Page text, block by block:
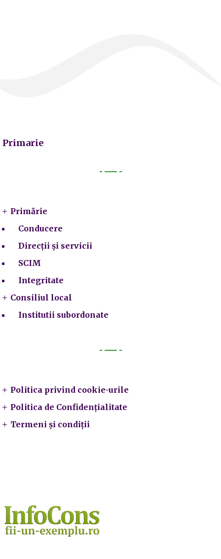
Primarie
Primărie
Conducere
Direcții și servicii
SCIM
Integritate
Consiliul local
Institutii subordonate
Politica privind cookie-urile
Politica de Confidențialitate
Termeni și condiții